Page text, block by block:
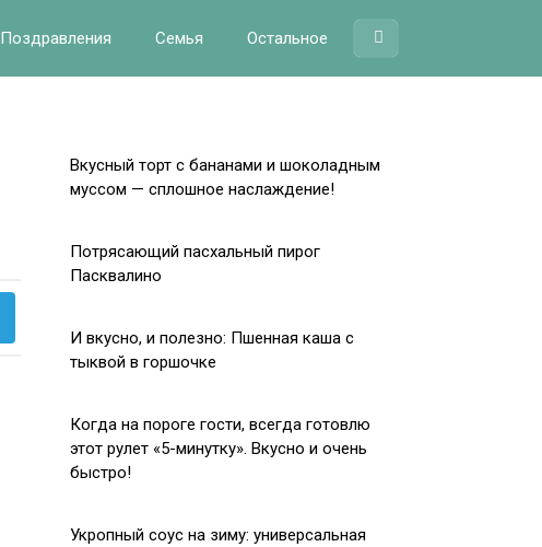
Поздравления Семья Остальное
Вкусный торт с бананами и шоколадным
муссом — сплошное наслаждение!
Потрясающий пасхальный пирог
Пасквалино
И вкусно, и полезно: Пшенная каша с
тыквой в горшочке
Когда на пороге гости, всегда готовлю
этот рулет «5-минутку». Вкусно и очень
быстро!
Укропный соус на зиму: универсальная